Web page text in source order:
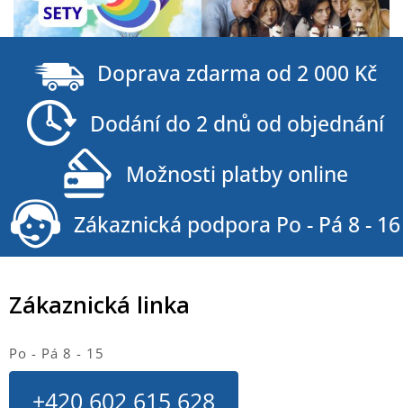
Z
Zákaznická linka
Po - Pá 8 - 15
+420 602 615 628
Doprava zdarma od 2 000 Kč
Dodání do 2 dnů od objednání
Možnosti platby online
Zákaznická podpora Po - Pá 8 - 16